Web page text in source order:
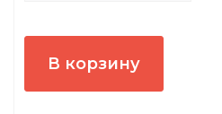
В корзину